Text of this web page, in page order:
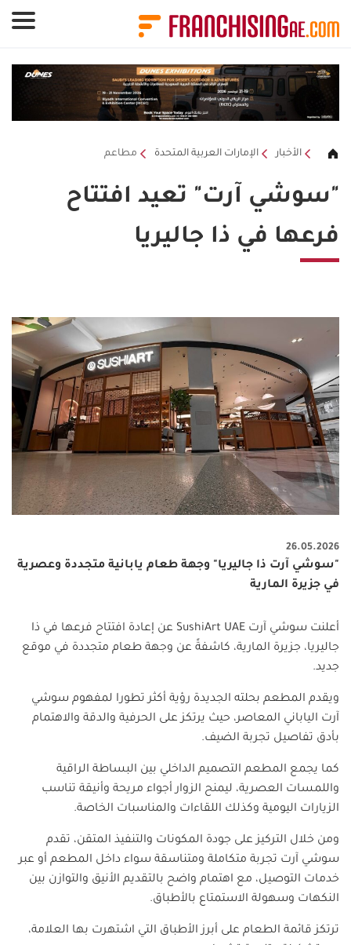
الأخبار الإمارات العربية المتحدة مطاعم
"سوشي آرت" تعيد افتتاح
فرعها في ذا جاليريا
26.05.2026
"سوشي آرت ذا جاليريا" وجهة طعام يابانية متجددة وعصرية
في جزيرة المارية
أعلنت سوشي آرت SushiArt UAE عن إعادة افتتاح فرعها في ذا
جاليريا، جزيرة المارية، كاشفةً عن وجهة طعام متجددة في موقع
جديد.
ويقدم المطعم بحلته الجديدة رؤية أكثر تطورا لمفهوم سوشي
آرت الياباني المعاصر، حيث يرتكز على الحرفية والدقة والاهتمام
بأدق تفاصيل تجربة الضيف.
كما يجمع المطعم التصميم الداخلي بين البساطة الراقية
واللمسات العصرية، ليمنح الزوار أجواء مريحة وأنيقة تناسب
الزيارات اليومية وكذلك اللقاءات والمناسبات الخاصة.
ومن خلال التركيز على جودة المكونات والتنفيذ المتقن، تقدم
سوشي آرت تجربة متكاملة ومتناسقة سواء داخل المطعم أو عبر
خدمات التوصيل، مع اهتمام واضح بالتقديم الأنيق والتوازن بين
النكهات وسهولة الاستمتاع بالأطباق.
ترتكز قائمة الطعام على أبرز الأطباق التي اشتهرت بها العلامة،
لوحة إدارة ملفات تعريف الارتباط